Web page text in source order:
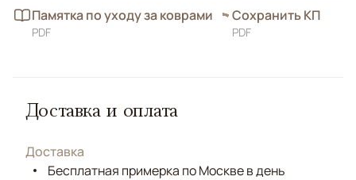
Памятка по уходу за коврами
PDF
Сохранить КП
PDF
Доставка и оплата
Доставка
Бесплатная примерка по Москве в день